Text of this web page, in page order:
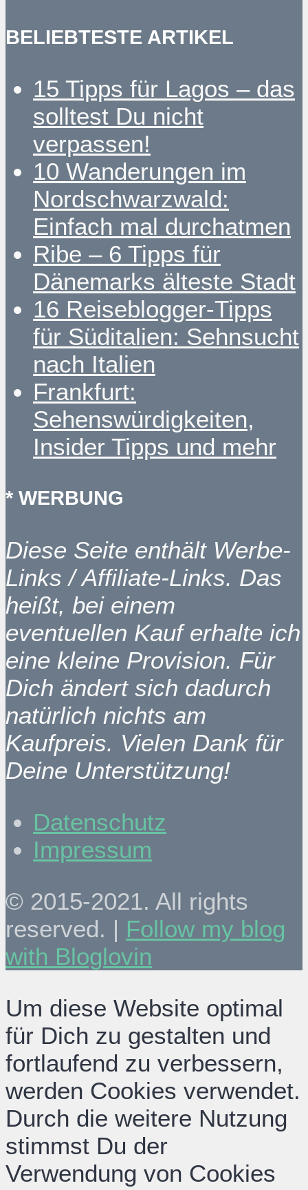
BELIEBTESTE ARTIKEL
15 Tipps für Lagos – das
solltest Du nicht
verpassen!
10 Wanderungen im
Nordschwarzwald:
Einfach mal durchatmen
Ribe – 6 Tipps für
Dänemarks älteste Stadt
16 Reiseblogger-Tipps
für Süditalien: Sehnsucht
nach Italien
Frankfurt:
Sehenswürdigkeiten,
Insider Tipps und mehr
* WERBUNG
Diese Seite enthält Werbe-
Links / Affiliate-Links. Das
heißt, bei einem
eventuellen Kauf erhalte ich
eine kleine Provision. Für
Dich ändert sich dadurch
natürlich nichts am
Kaufpreis. Vielen Dank für
Deine Unterstützung!
Datenschutz
Impressum
© 2015-2021. All rights
reserved. | Follow my blog
with Bloglovin
Um diese Website optimal
für Dich zu gestalten und
fortlaufend zu verbessern,
werden Cookies verwendet.
Durch die weitere Nutzung
stimmst Du der
Verwendung von Cookies